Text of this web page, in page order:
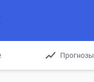
Прогнозы